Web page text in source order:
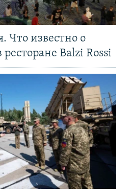
Что известно о
Balzi Rossi